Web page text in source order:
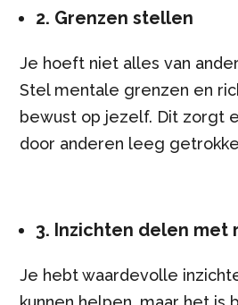
2. Grenzen stellen
Je hoeft niet alles van
Stel mentale grenzen en
bewust op jezelf. Dit zorgt
door anderen leeg
3. Inzichten delen met
Je hebt waardevolle